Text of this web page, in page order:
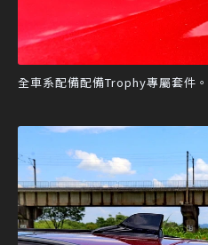
全車系配備配備Trophy專屬套件